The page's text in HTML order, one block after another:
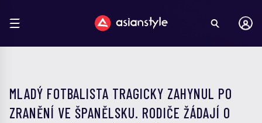
MLADÝ FOTBALISTA TRAGICKY ZAHYNUL PO
ZRANĚNÍ VE ŠPANĚLSKU. RODIČE ŽÁDAJÍ O